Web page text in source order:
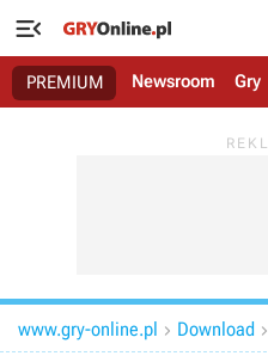

PREMIUM Newsroom Gry
www.gry-online.pl  Download 